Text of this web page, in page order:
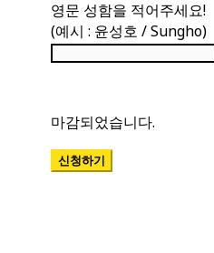
영문 성함을 적어주세요!
(예시 : 윤성호 / Sungho)